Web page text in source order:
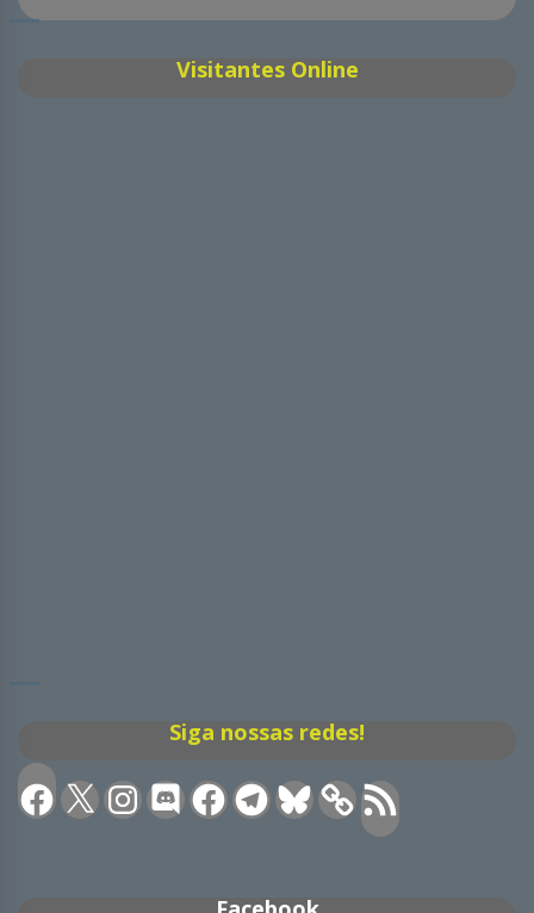
Visitantes Online
Siga nossas redes!
Facebook
X Instagram
DiscordFacebookTelegramBluesky Feed
RSS